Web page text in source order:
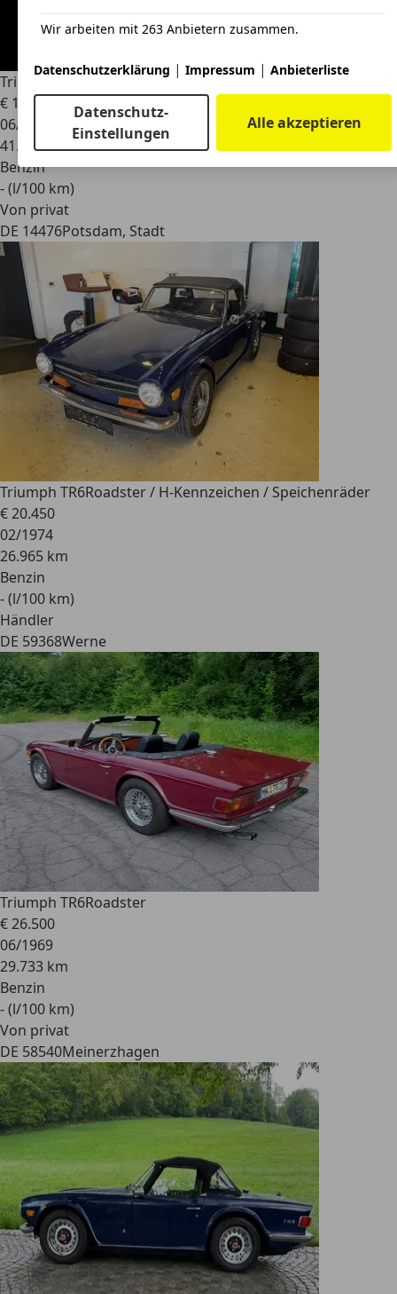
Triumph TR6
€ 17.500
06/1971
41.000 km
Benzin
- (l/100 km)
Von privat
DE 14476Potsdam, Stadt
Triumph TR6Roadster / H-Kennzeichen / Speichenräder
€ 20.450
02/1974
26.965 km
Benzin
- (l/100 km)
Händler
DE 59368Werne
Triumph TR6Roadster
€ 26.500
06/1969
29.733 km
Benzin
- (l/100 km)
Von privat
DE 58540Meinerzhagen
Wir arbeiten mit 263 Anbietern zusammen.
Datenschutzerklärung | Impressum | Anbieterliste
Datenschutz-
Einstellungen
Alle akzeptieren